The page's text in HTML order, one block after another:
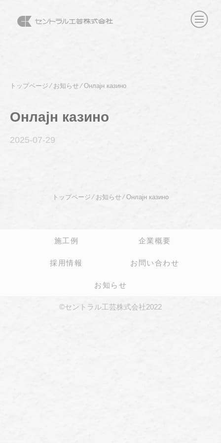
トップページ⁄ お知らせ⁄Онлајн казино
Онлајн казино
2025-07-29
トップページ ⁄ お知らせ⁄Онлајн казино
施工例 企業概要
採用情報 お問い合わせ
お知らせ
©セントラル工芸株式会社2022